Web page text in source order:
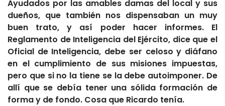
Ayudados por las amables damas del local y sus
dueños, que también nos dispensaban un muy
buen trato, y así poder hacer informes. El
Reglamento de Inteligencia del Ejército, dice que el
Oficial de Inteligencia, debe ser celoso y diáfano
en el cumplimiento de sus misiones impuestas,
pero que si no la tiene se la debe autoimponer. De
allí que se debía tener una sólida formación de
forma y de fondo. Cosa que Ricardo tenía.